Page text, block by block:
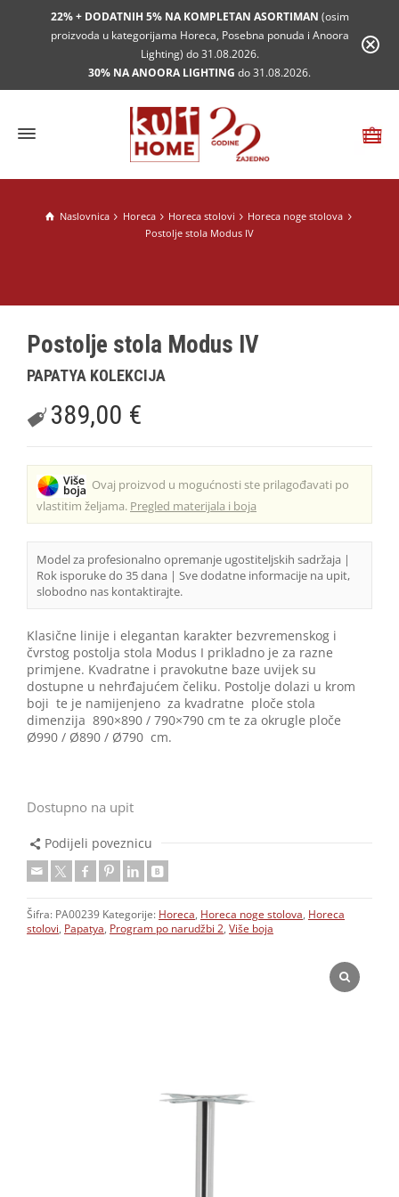
22% + DODATNIH 5% NA KOMPLETAN ASORTIMAN (osim
proizvoda u kategorijama Horeca, Posebna ponuda i Anoora
Lighting) do 31.08.2026.
30% NA ANOORA LIGHTING do 31.08.2026.
Naslovnica Horeca Horeca stolovi
Horeca noge stolova
Postolje stola Modus IV
Postolje stola Modus IV
PAPATYA KOLEKCIJA
389,00 €
Ovaj proizvod u mogućnosti ste prilagođavati po
vlastitim željama. Pregled materijala i boja
Model za profesionalno opremanje ugostiteljskih sadržaja |
Rok isporuke do 35 dana | Sve dodatne informacije na upit,
slobodno nas kontaktirajte.
Klasične linije i elegantan karakter bezvremenskog i
čvrstog postolja stola Modus I prikladno je za razne
primjene. Kvadratne i pravokutne baze uvijek su
dostupne u nehrđajućem čeliku. Postolje dolazi u krom
boji te je namijenjeno za kvadratne ploče stola
dimenzija 890×890 / 790×790 cm te za okrugle ploče
Ø990 / Ø890 / Ø790 cm.
Dostupno na upit
Podijeli poveznicu
Šifra: PA00239 Kategorije: Horeca Horeca noge stolova Horeca
stolovi Papatya Program po narudžbi 2 Više boja